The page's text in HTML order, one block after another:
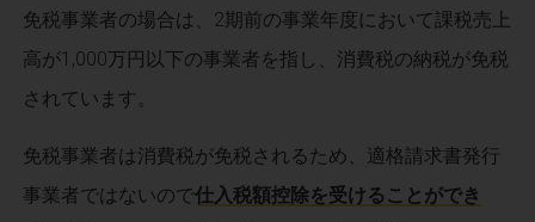
免税事業者の場合は、2期前の事業年度において課税売上
高が1,000万円以下の事業者を指し、消費税の納税が免税
されています。
免税事業者は消費税が免税されるため、適格請求書発行
事業者ではないので仕入税額控除を受けることができ